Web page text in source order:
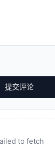
提交评论
to fetch